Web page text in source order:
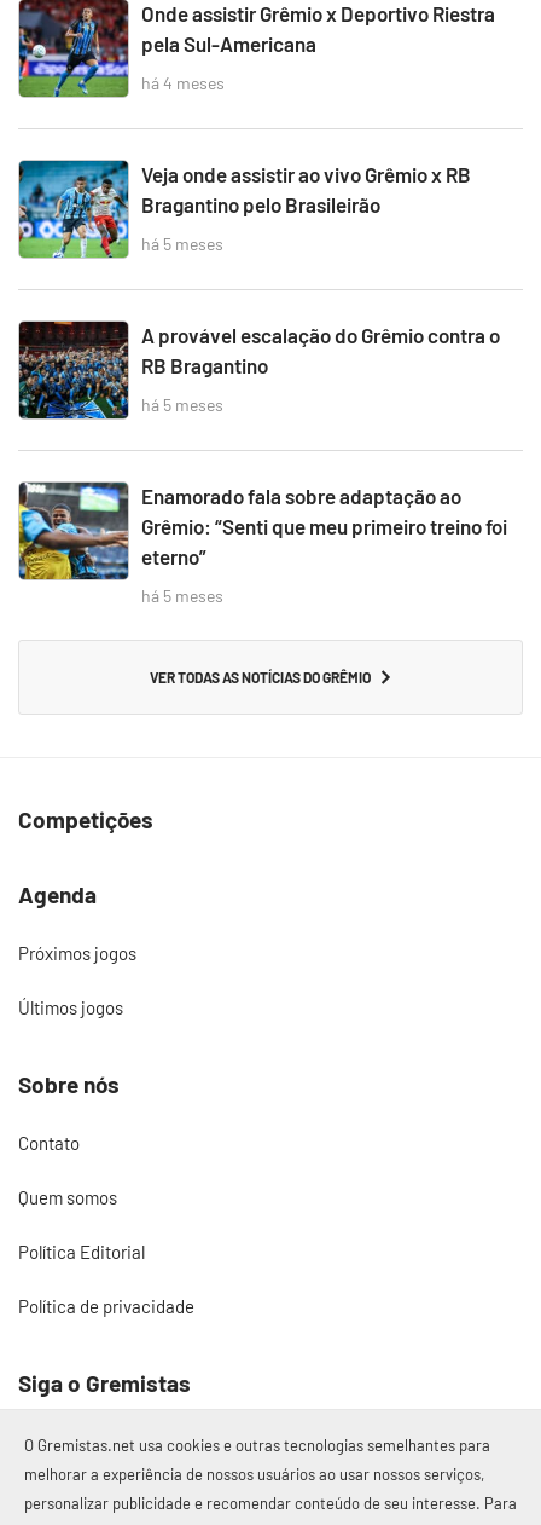
Onde assistir Grêmio x Deportivo Riestra
pela Sul-Americana
há 4 meses
Veja onde assistir ao vivo Grêmio x RB
Bragantino pelo Brasileirão
há 5 meses
A provável escalação do Grêmio contra o
RB Bragantino
há 5 meses
Enamorado fala sobre adaptação ao
Grêmio: “Senti que meu primeiro treino foi
eterno”
há 5 meses
VER TODAS AS NOTÍCIAS DO GRÊMIO
Competições
Agenda
Próximos jogos
Últimos jogos
Sobre nós
Contato
Quem somos
Política Editorial
Política de privacidade
Siga o Gremistas
© 2017 – 2026 Gremistas.net
O Gremistas.net usa cookies e outras tecnologias semelhantes para
melhorar a experiência de nossos usuários ao usar nossos serviços,
personalizar publicidade e recomendar conteúdo de seu interesse. Para